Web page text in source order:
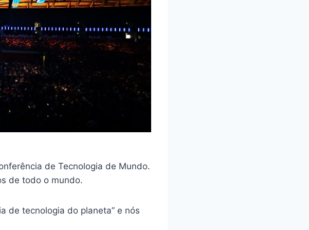
de Tecnologia de Mundo.
de todo o mundo.
de tecnologia do planeta” e nós